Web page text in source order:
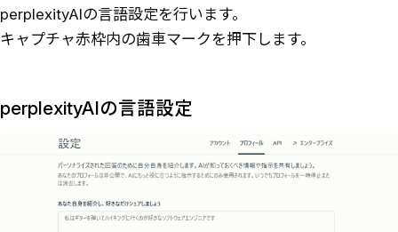
perplexityAIの言語設定を行います。
キャプチャ赤枠内の歯車マークを押下します。
perplexityAIの言語設定